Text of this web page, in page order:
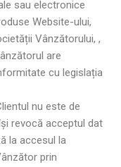
sau electronice
Website-ului,
Vânzătorului, ,
are
cu legislația
nu este de
revocă acceptul dat
la accesul la
prin